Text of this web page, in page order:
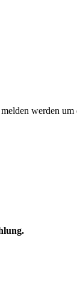
werden